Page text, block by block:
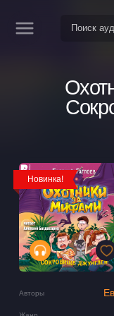
Новинка!
Авторы